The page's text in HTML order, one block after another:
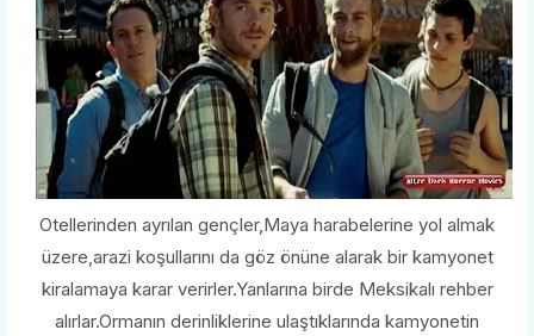
Otellerinden ayrılan gençler,Maya harabelerine yol almak
üzere,arazi koşullarını da göz önüne alarak bir kamyonet
kiralamaya karar verirler.Yanlarına birde Meksikalı rehber
alırlar.Ormanın derinliklerine ulaştıklarında kamyonetin